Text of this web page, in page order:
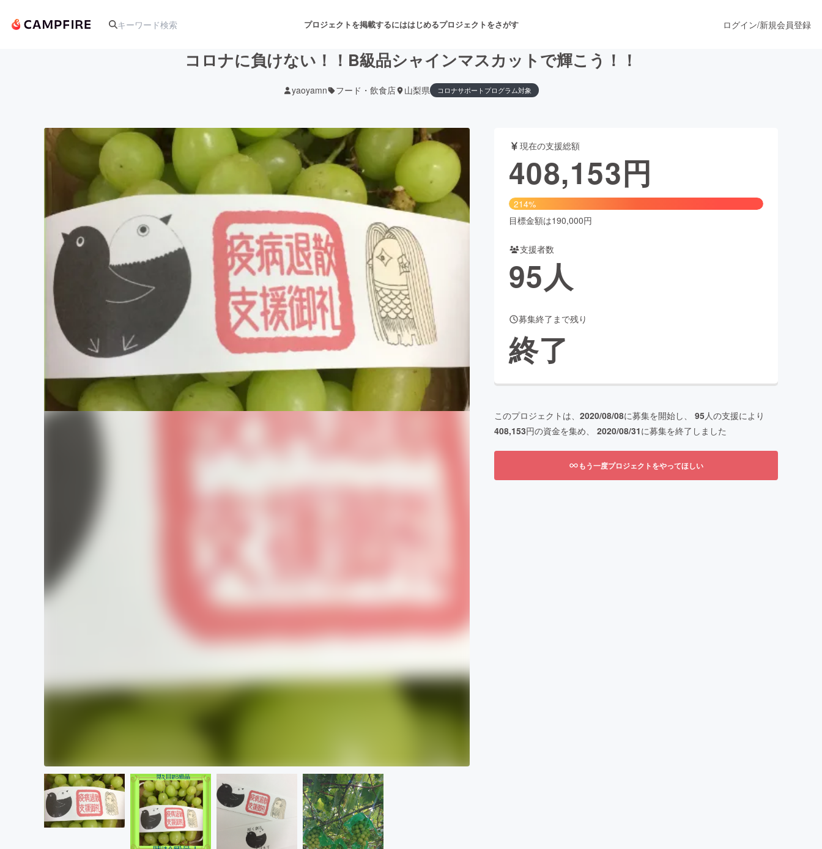
プロジェクトを掲載するにははじめるプロジェクトをさがす
アート・写真 音楽 舞台・パフォーマンス
テクノロジー・ガジェット ゲーム・サービス開発 フード・飲食店 ファッション
映像・映画 書籍・雑誌出版 アニメ・漫画
ビジネス・起業 チャレンジ ビューティー・ヘルスケア
まちづくり・地域活性化
CAMPFIRE for Social GoodCAMPFIRE Creation
CAMPFIREふるさと納税machi-ya
ログイン/新規会員登録
コロナに負けない！！B級品シャインマスカットで輝こう！！
yaoyamn フード・飲食店 山梨県 コロナサポートプログラム対象
現在の支援総額
408,153円
214%
目標金額は190,000円
支援者数
95人
募集終了まで残り
終了
このプロジェクトは、 2020/08/08に募集を開始し、 95人の支援により
408,153円の資金を集め、 2020/08/31に募集を終了しました
もう一度プロジェクトをやってほしい